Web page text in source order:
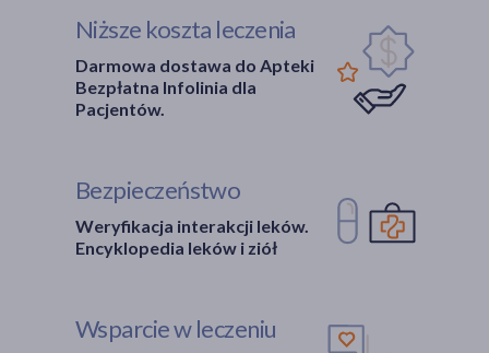
Niższe koszta leczenia
Darmowa dostawa do Apteki
Bezpłatna Infolinia dla
Pacjentów.
Bezpieczeństwo
Weryfikacja interakcji leków.
Encyklopedia leków i ziół
Wsparcie w leczeniu